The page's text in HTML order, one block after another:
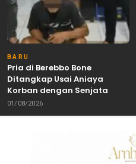
BARU
Pria di Berebbo Bone
Ditangkap Usai Aniaya
Korban dengan Senjata
Tajam
01/08/2026